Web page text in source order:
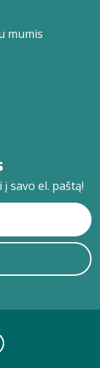
mumis
savo el. paštą!